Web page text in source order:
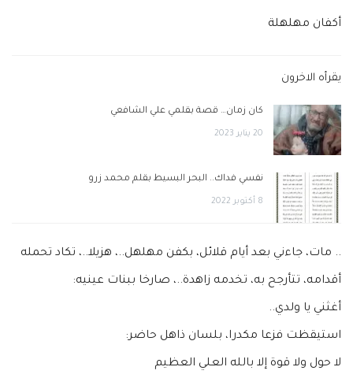
أكفان مهلهلة
يقرأه الاخرون
كان زمان… قصة بقلمي علي الشافعي
20 يناير 2023
نفسي فداك.. البحر البسيط بقلم محمد زرو
8 أكتوبر 2022
.. مات، جاءني بعد أيام قلائل، بكفن مهلهل..، هزيلا..، تكاد تحمله
أقدامه، تتأرجح به، تخدمه زاهدة..، صارخا ببنات عينيه:
أغثني يا ولدي..
استيقظت فزعا مكدرا، بلسان ذاهل حاضر:
لا حول ولا قوة إلا بالله العلي العظيم